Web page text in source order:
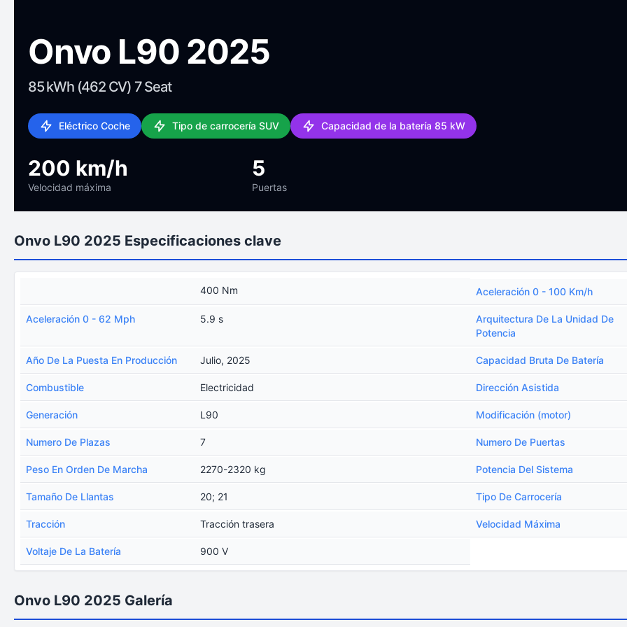
Onvo L90 2025
85 kWh (462 CV) 7 Seat
Eléctrico Coche Tipo de carrocería SUV Capacidad de la batería 85 kW
200 km/h
Velocidad máxima
5
Puertas
Onvo L90 2025 Especificaciones clave
400 Nm Aceleración 0 - 100 Km/h
Aceleración 0 - 62 Mph 5.9 s
Arquitectura De La Unidad De
Potencia
Año De La Puesta En Producción Julio, 2025 Capacidad Bruta De Batería
Combustible Electricidad Dirección Asistida
Generación L90 Modificación (motor)
Numero De Plazas 7 Numero De Puertas
Peso En Orden De Marcha 2270-2320 kg Potencia Del Sistema
Tamaño De Llantas 20; 21 Tipo De Carrocería
Tracción Tracción trasera Velocidad Máxima
Voltaje De La Batería 900 V
Onvo L90 2025 Galería